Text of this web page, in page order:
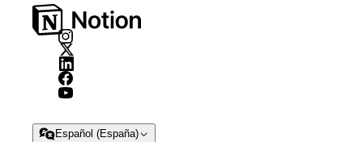
Español (España)